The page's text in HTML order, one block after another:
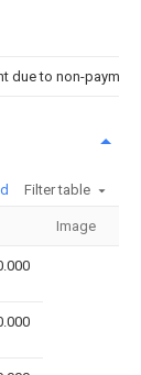
due to non-
Filter table
Image